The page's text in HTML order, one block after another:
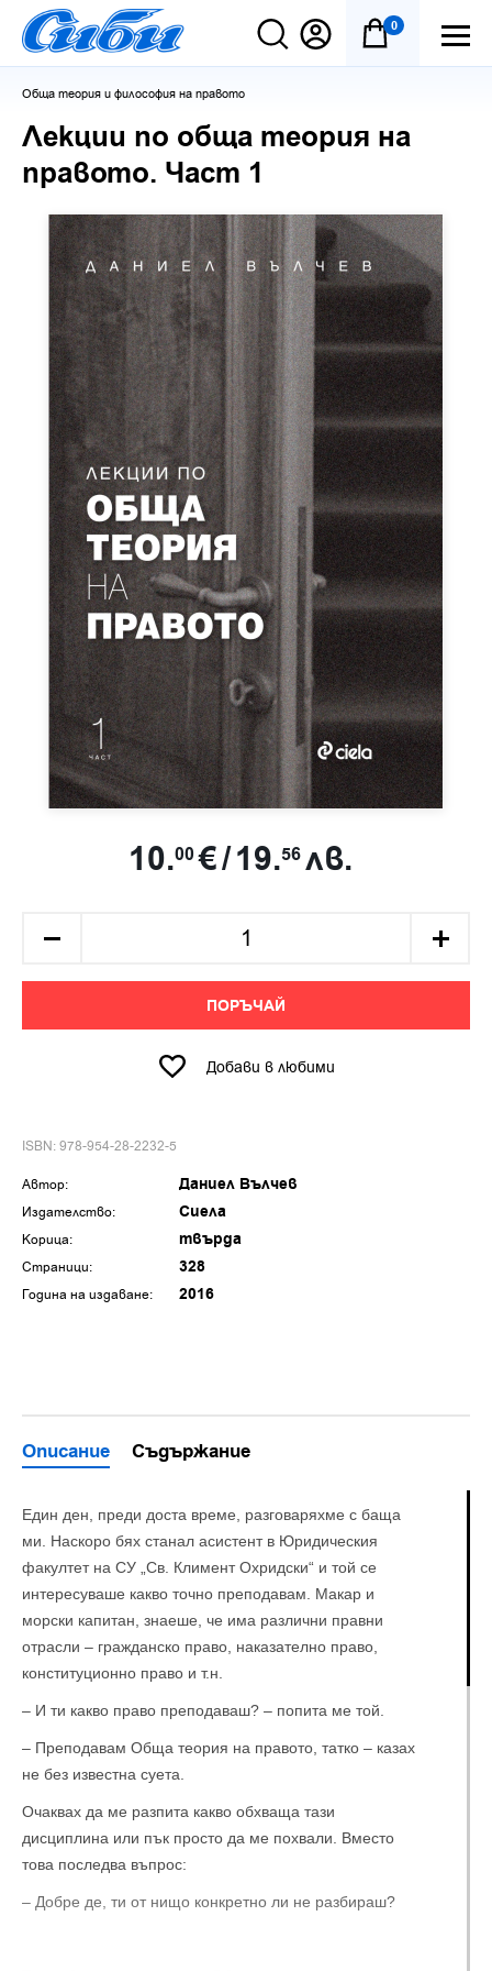
0
Обща теория и философия на правото
Лекции по обща теория на
правото. Част 1
ISBN: 978-954-28-2232-5
Автор: Даниел Вълчев
Издателство: Сиела
Корица: твърда
Страници: 328
Година на издаване: 2016
10.00 €/19.56лв.
ПОРЪЧАЙ
Добави в любими
Описание Съдържание
Един ден, преди доста време, разговаряхме с баща
ми. Наскоро бях станал асистент в Юридическия
факултет на СУ „Св. Климент Охридски“ и той се
интересуваше какво точно преподавам. Макар и
морски капитан, знаеше, че има различни правни
отрасли – гражданско право, наказателно право,
конституционно право и т.н.
– И ти какво право преподаваш? – попита ме той.
– Преподавам Обща теория на правото, татко – казах
не без известна суета.
Очаквах да ме разпита какво обхваща тази
дисциплина или пък просто да ме похвали. Вместо
това последва въпрос:
– Добре де, ти от нищо конкретно ли не разбираш?